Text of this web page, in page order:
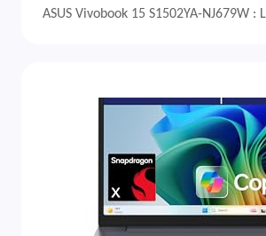
ASUS Vivobook 15 S1502YA-